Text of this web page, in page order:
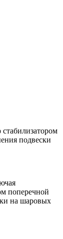
подвески
поперечной
на шаровых